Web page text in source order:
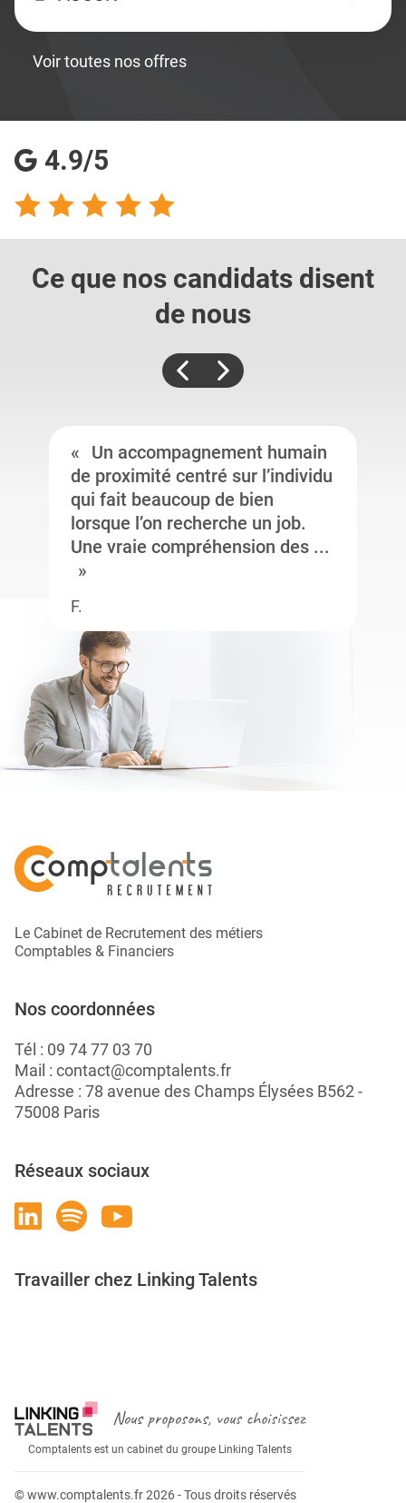
Voir toutes nos offres
4.9/5
Ce que nos candidats disent
de nous
Un accompagnement humain
de proximité centré sur l’individu
qui fait beaucoup de bien
lorsque l’on recherche un job.
Une vraie compréhension des ...
F.
Le Cabinet de Recrutement des métiers
Comptables & Financiers
Nos coordonnées
Tél : 09 74 77 03 70
Mail : contact@comptalents.fr
Adresse : 78 avenue des Champs Élysées B562 -
75008 Paris
Réseaux sociaux
Travailler chez Linking Talents
Nous proposons, vous choisissez
Comptalents est un cabinet du groupe Linking Talents
© www.comptalents.fr 2026 - Tous droits réservés